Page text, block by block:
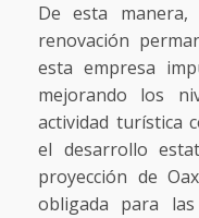
De esta
renovación
esta empresa
mejorando los
actividad turística
el desarrollo
proyección de
obligada para